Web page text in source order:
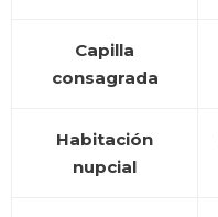
Capilla
consagrada
Habitación
nupcial